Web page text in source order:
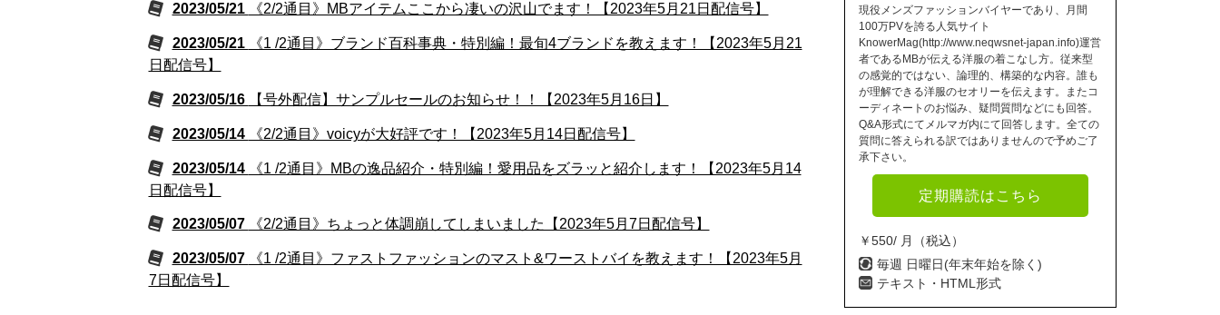
2023/05/21 《2/2通目》MBアイテムここから凄いの沢山でます！【2023年5月21日配信号】
2023/05/21
《1 /2通目》ブランド百科事典・特別編！最旬4ブランドを教えます！【2023年5月21
日配信号】
2023/05/16 【号外配信】サンプルセールのお知らせ！！【2023年5月16日】
2023/05/14 《2/2通目》voicyが大好評です！【2023年5月14日配信号】
2023/05/14
《1 /2通目》MBの逸品紹介・特別編！愛用品をズラッと紹介します！【2023年5月14
日配信号】
2023/05/07 《2/2通目》ちょっと体調崩してしまいました【2023年5月7日配信号】
2023/05/07
《1 /2通目》ファストファッションのマスト&ワーストバイを教えます！【2023年5月
7日配信号】
現役メンズファッションバイヤーであり、月間
100万PVを誇る人気サイト
KnowerMag(http://www.neqwsnet-japan.info)運営
者であるMBが伝える洋服の着こなし方。従来型
の感覚的ではない、論理的、構築的な内容。誰も
が理解できる洋服のセオリーを伝えます。またコ
ーディネートのお悩み、疑問質問などにも回答。
Q&A形式にてメルマガ内にて回答します。全ての
質問に答えられる訳ではありませんので予めご了
承下さい。
定期購読はこちら
￥550/ 月（税込）
毎週 日曜日(年末年始を除く)
テキスト・HTML形式